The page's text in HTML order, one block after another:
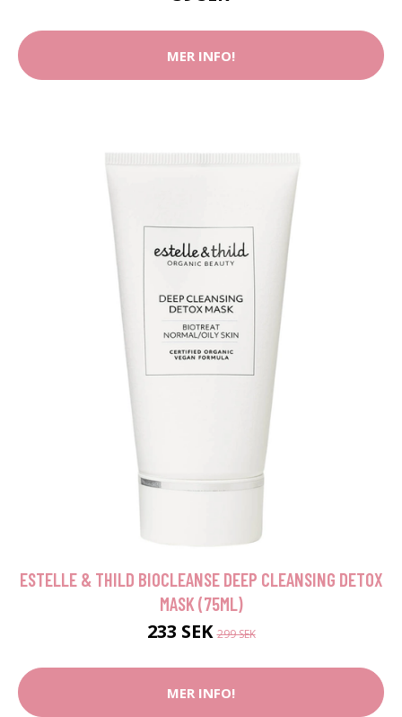
MER INFO!
ESTELLE & THILD BIOCLEANSE DEEP CLEANSING DETOX
MASK (75ML)
233 SEK299 SEK
MER INFO!